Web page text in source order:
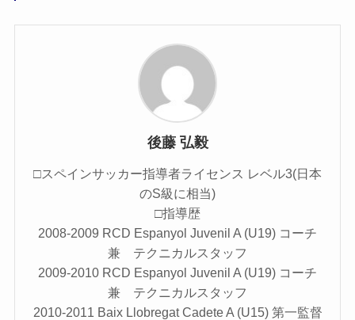
後藤 弘毅
□スペインサッカー指導者ライセンス レベル3(日本
のS級に相当)
□指導歴
2008-2009 RCD Espanyol Juvenil A (U19) コーチ
兼 テクニカルスタッフ
2009-2010 RCD Espanyol Juvenil A (U19) コーチ
兼 テクニカルスタッフ
2010-2011 Baix Llobregat Cadete A (U15) 第一監督